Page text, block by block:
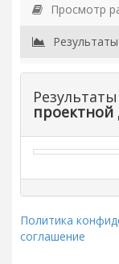
Просмотр
Результаты
Результаты
проектной
Политика
соглашение